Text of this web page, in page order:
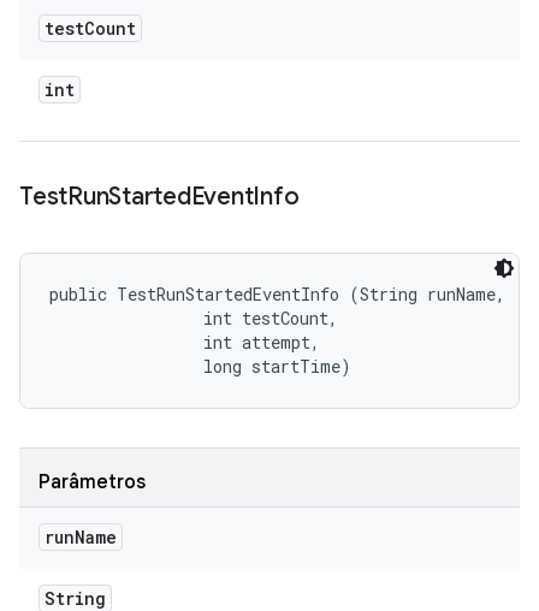
testCount
int
TestRunStartedEventInfo
public TestRunStartedEventInfo (String runName,
                int testCount,
                int attempt,
                long startTime)
Parâmetros
runName
String